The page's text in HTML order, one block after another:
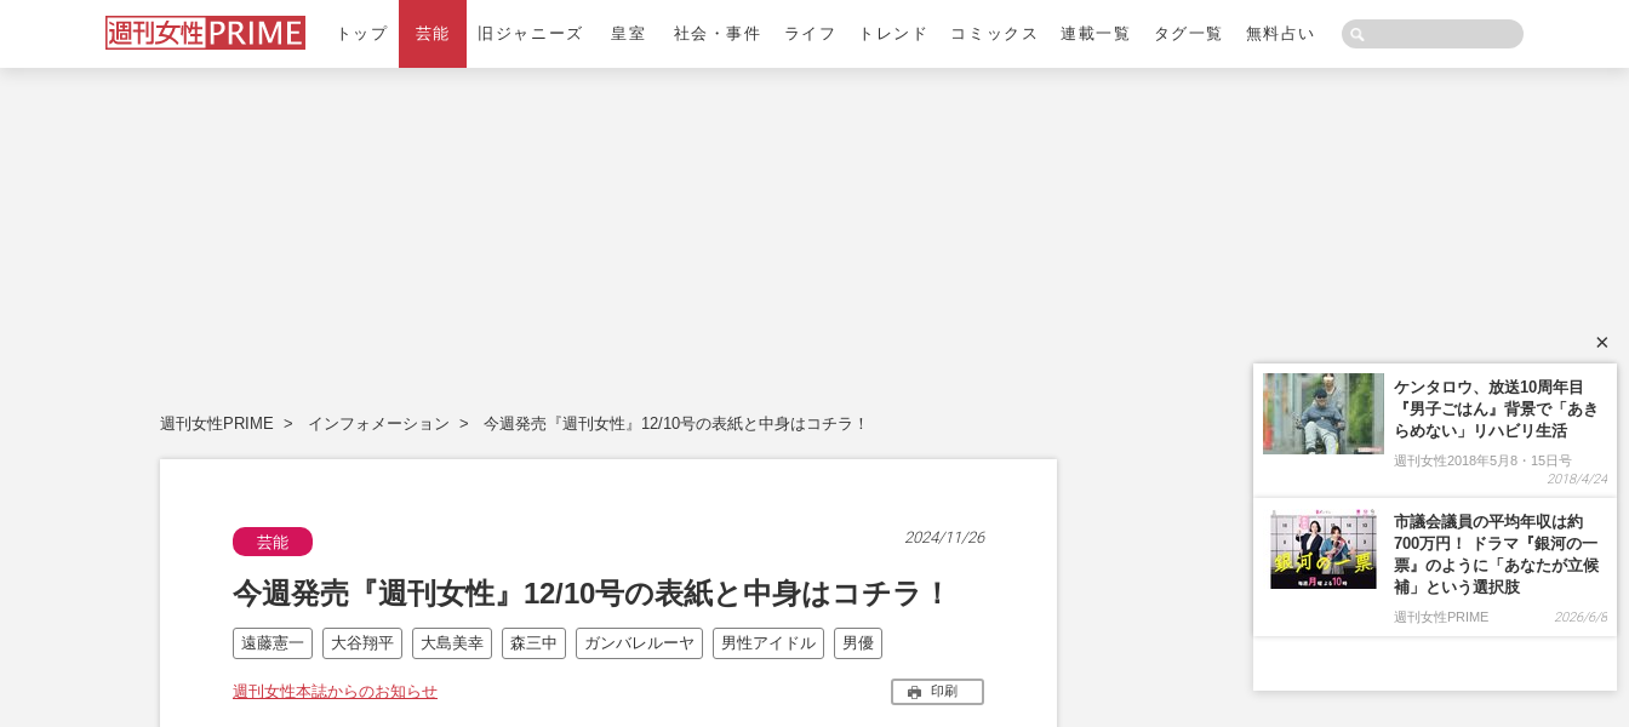
トップ 芸能 旧ジャニーズ 皇室 社会・事件 ライフ トレンド コミックス 連載一覧 タグ一覧 無料占い
週刊女性PRIME インフォメーション 今週発売『週刊女性』12/10号の表紙と中身はコチラ！
芸能 2024/11/26
今週発売『週刊女性』12/10号の表紙と中身はコチラ！
遠藤憲一 大谷翔平 大島美幸 森三中 ガンバレルーヤ 男性アイドル 男優
週刊女性本誌からのお知らせ 印刷
×
ケンタロウ、放送10周年目
『男子ごはん』背景で「あき
らめない」リハビリ生活
週刊女性2018年5月8・15日号
2018/4/24
市議会議員の平均年収は約
700万円！ ドラマ『銀河の一
票』のように「あなたが立候
補」という選択肢
週刊女性PRIME 2026/6/8